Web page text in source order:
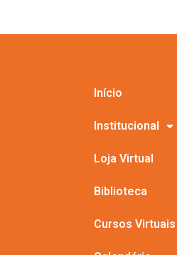
Início
Institucional
Loja Virtual
Biblioteca
Cursos Virtuais